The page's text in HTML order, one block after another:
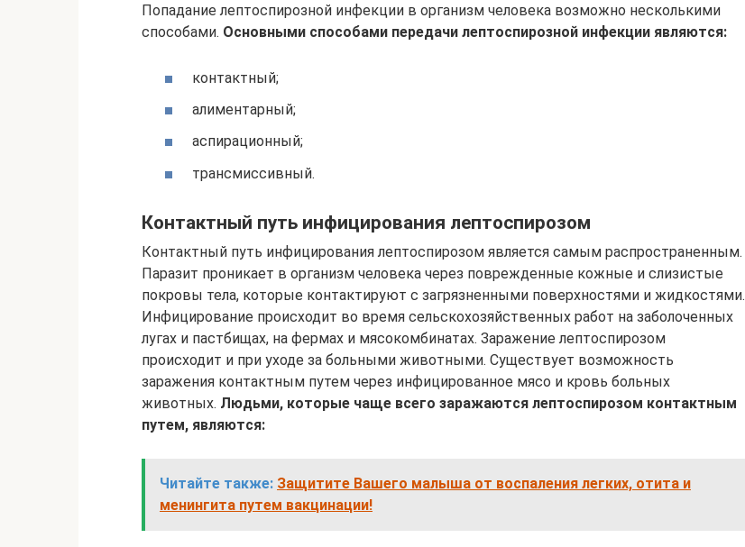
Попадание лептоспирозной инфекции в организм человека возможно несколькими
способами. Основными способами передачи лептоспирозной инфекции являются:
контактный;
алиментарный;
аспирационный;
трансмиссивный.
Контактный путь инфицирования лептоспирозом
Контактный путь инфицирования лептоспирозом является самым распространенным.
Паразит проникает в организм человека через поврежденные кожные и слизистые
покровы тела, которые контактируют с загрязненными поверхностями и жидкостями.
Инфицирование происходит во время сельскохозяйственных работ на заболоченных
лугах и пастбищах, на фермах и мясокомбинатах. Заражение лептоспирозом
происходит и при уходе за больными животными. Существует возможность
заражения контактным путем через инфицированное мясо и кровь больных
животных. Людьми, которые чаще всего заражаются лептоспирозом контактным
путем, являются:
Читайте также: Защитите Вашего малыша от воспаления легких, отита и
менингита путем вакцинации!